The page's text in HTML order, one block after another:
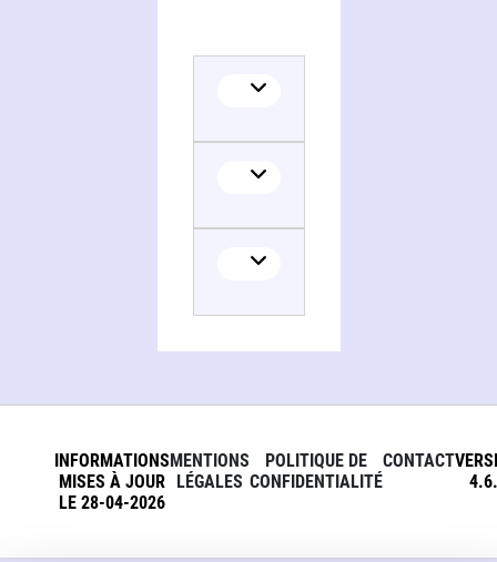
INFORMATIONS
MISES À JOUR
LE 28-04-2026
MENTIONS
LÉGALES
POLITIQUE DE
CONFIDENTIALITÉ
CONTACT